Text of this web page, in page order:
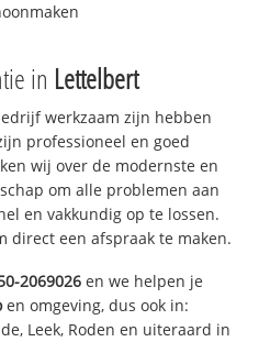
in Lettelbert
werkzaam zijn hebben
professioneel en goed
wij over de modernste en
om alle problemen aan
en vakkundig op te lossen.
direct een afspraak te maken.
2069026 en we helpen je
en omgeving, dus ook in:
Leek, Roden en uiteraard in